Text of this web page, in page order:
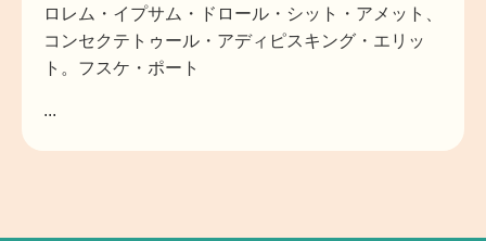
ロレム・イプサム・ドロール・シット・アメット、
コンセクテトゥール・アディピスキング・エリッ
ト。フスケ・ポート
...